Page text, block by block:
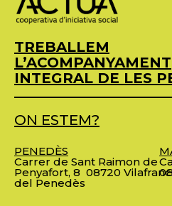
TREBALLEM
L’ACOMPANYAMENT
INTEGRAL DE LES
ON ESTEM?
PENEDÈS
Carrer de Sant Raimon de
Penyafort, 8 08720
del Penedès